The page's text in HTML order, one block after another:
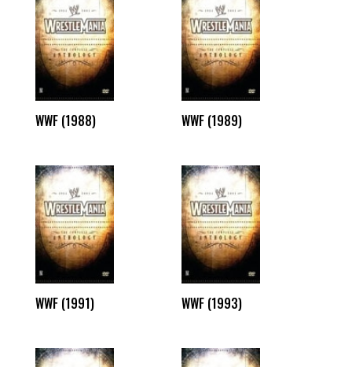
WWF (1988) WWF (1989)
WWF (1991) WWF (1993)